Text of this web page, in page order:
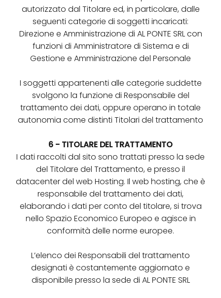
autorizzato dal Titolare ed, in particolare, dalle
seguenti categorie di soggetti incaricati:
Direzione e Amministrazione di AL PONTE SRL con
funzioni di Amministratore di Sistema e di
Gestione e Amministrazione del Personale
I soggetti appartenenti alle categorie suddette
svolgono la funzione di Responsabile del
trattamento dei dati, oppure operano in totale
autonomia come distinti Titolari del trattamento
6 - TITOLARE DEL TRATTAMENTO
I dati raccolti dal sito sono trattati presso la sede
del Titolare del Trattamento, e presso il
datacenter del web Hosting. Il web hosting, che è
responsabile del trattamento dei dati,
elaborando i dati per conto del titolare, si trova
nello Spazio Economico Europeo e agisce in
conformità delle norme europee.
L’elenco dei Responsabili del trattamento
designati è costantemente aggiornato e
disponibile presso la sede di AL PONTE SRL